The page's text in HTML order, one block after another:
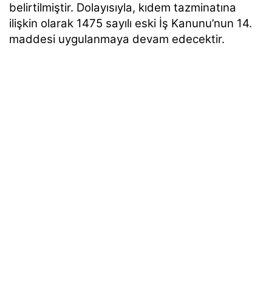
belirtilmiştir. Dolayısıyla, kıdem tazminatına
ilişkin olarak 1475 sayılı eski İş Kanunu’nun 14.
maddesi uygulanmaya devam edecektir.